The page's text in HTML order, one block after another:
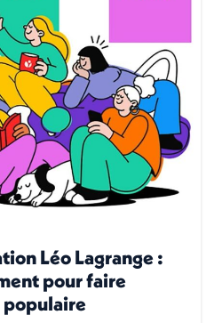
Léo Lagrange :
pour faire
populaire